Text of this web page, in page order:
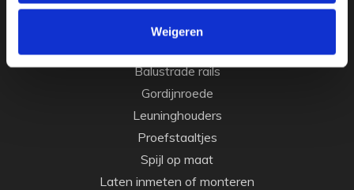
Weigeren
Balustrade rails
Gordijnroede
Leuninghouders
Proefstaaltjes
Spijl op maat
Laten inmeten of monteren